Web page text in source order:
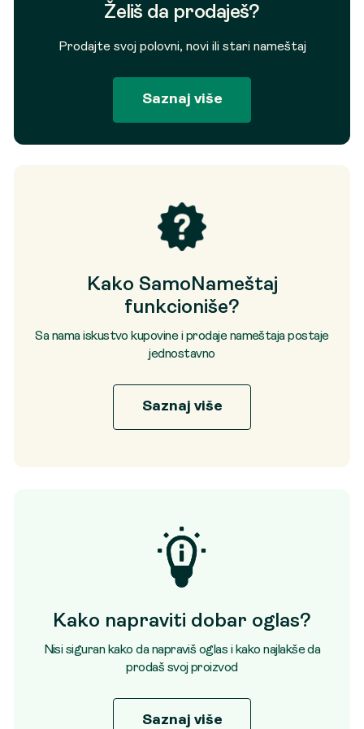
Želiš da prodaješ?
Prodajte svoj polovni, novi ili stari nameštaj
Saznaj više
Kako SamoNameštaj
funkcioniše?
Sa nama iskustvo kupovine i prodaje nameštaja postaje
jednostavno
Saznaj više
Kako napraviti dobar oglas?
Nisi siguran kako da napraviš oglas i kako najlakše da
prodaš svoj proizvod
Saznaj više